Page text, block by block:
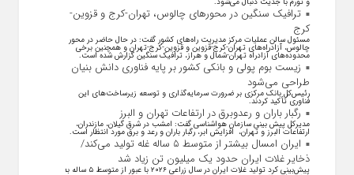
ترافیک سنگین در محورهای چالوس، تهران-کرج و قزوین-
کرج
مسئول سالن عملیات مرکز مدیریت راه‌های کشور گفت: در حال حاضر در محور
چالوس، آزادراه‌های تهران-کرج-قزوین و قزوین-کرج-تهران و همچنین برخی
محدوده‌های آزادراه تهران-شمال و هراز، ترافیک سنگین گزارش شده است.
زیست بوم پولی و بانکی کشور بر پایه فناوری دانش بنیان
طراحی می‌شود
رئیس‌کل بانک مرکزی بر ضرورت سرمایه‌گذاری و توسعه زیرساخت‌های این
فناوری تأکید کردند.
رگبار باران و رعدوبرق در ارتفاعات تهران و البرز
مدیرکل پیش بینی سازمان هواشناسی گفت: امشب در شرق گیلان، مازندران،
ارتفاعات البرز و تهران، افزایش ابر، رگبار باران و رعد و برق مورد انتظار است.
ایران امسال بیشتر از متوسط ۵ ساله غله تولید می‌کند/
ذخایر غلات ایران حدود یک میلیون تن زیاد شد
پیش‌بینی کرد تولید غلات ایران در سال زراعی ۲۰۲۶ با عبور از متوسط ۵ ساله به